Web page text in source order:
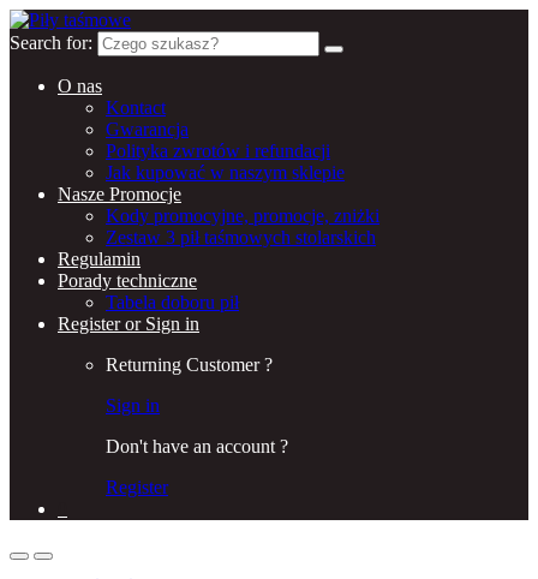
Search for:
O nas
Kontact
Gwarancja
Polityka zwrotów i refundacji
Jak kupować w naszym sklepie
Nasze Promocje
Kody promocyjne, promocje, zniżki
Zestaw 3 pił taśmowych stolarskich
Regulamin
Porady techniczne
Tabela doboru pił
Register or Sign in
Returning Customer ?
Sign in
Don't have an account ?
Register